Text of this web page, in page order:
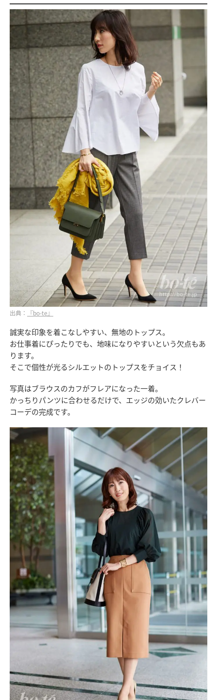
出典： 『bo-te』
誠実な印象を着こなしやすい、無地のトップス。
お仕事着にぴったりでも、地味になりやすいという欠点もあ
ります。
そこで個性が光るシルエットのトップスをチョイス！
写真はブラウスのカフがフレアになった一着。
かっちりパンツに合わせるだけで、エッジの効いたクレバー
コーデの完成です。